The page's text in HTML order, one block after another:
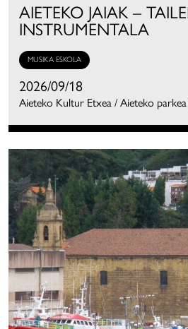
AIETEKO JAIAK –
INSTRUMENTALA
MUSIKA ESKOLA
2026/09/18
Aieteko Kultur Etxea / Aieteko parkea